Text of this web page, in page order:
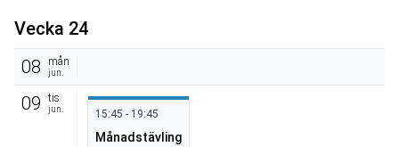
Vecka 24
08
mån
jun.
09 tis
jun. 15:45 - 19:45
Månadstävling